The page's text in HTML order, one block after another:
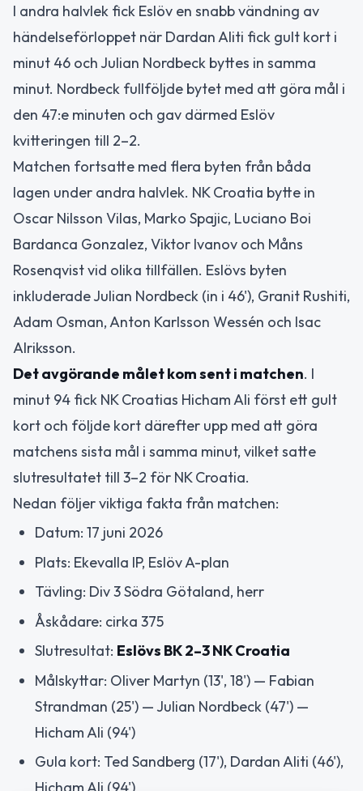
I andra halvlek fick Eslöv en snabb vändning av
händelseförloppet när Dardan Aliti fick gult kort i
minut 46 och Julian Nordbeck byttes in samma
minut. Nordbeck fullföljde bytet med att göra mål i
den 47:e minuten och gav därmed Eslöv
kvitteringen till 2–2.
Matchen fortsatte med flera byten från båda
lagen under andra halvlek. NK Croatia bytte in
Oscar Nilsson Vilas, Marko Spajic, Luciano Boi
Bardanca Gonzalez, Viktor Ivanov och Måns
Rosenqvist vid olika tillfällen. Eslövs byten
inkluderade Julian Nordbeck (in i 46'), Granit Rushiti,
Adam Osman, Anton Karlsson Wessén och Isac
Alriksson.
Det avgörande målet kom sent i matchen. I
minut 94 fick NK Croatias Hicham Ali först ett gult
kort och följde kort därefter upp med att göra
matchens sista mål i samma minut, vilket satte
slutresultatet till 3–2 för NK Croatia.
Nedan följer viktiga fakta från matchen:
Datum: 17 juni 2026
Plats: Ekevalla IP, Eslöv A-plan
Tävling: Div 3 Södra Götaland, herr
Åskådare: cirka 375
Slutresultat: Eslövs BK 2–3 NK Croatia
Målskyttar: Oliver Martyn (13', 18') — Fabian
Strandman (25') — Julian Nordbeck (47') —
Hicham Ali (94')
Gula kort: Ted Sandberg (17'), Dardan Aliti (46'),